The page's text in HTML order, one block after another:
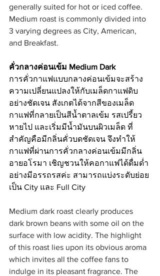
generally suited for hot or iced coffee.
Medium roast is commonly divided into
3 varying degrees as City, American,
and Breakfast.
คั่วกลางค่อนเข้ม Medium Dark
การคั่วกาแฟแบบกลางค่อนเข้มจะสร้าง
ความเปลี่ยนแปลงให้กับเมล็ดกาแฟดิบ
อย่างชัดเจน สังเกตได้จากสีของเมล็ด
กาแฟที่กลายเป็นสีน้ำตาลเข้ม รสเปรี้ยว
หายไป และเริ่มมีน้ำมันบนผิวเมล็ด ที่
สำคัญคือมีกลิ่นคั่วบดชัดเจน จึงทำให้
กาแฟที่ผ่านการคั่วกลางค่อนเข้มมีกลิ่น
อายอโรมา เชิญชวนให้คอกาแฟได้ดื่มด่ำ
อย่างมีอรรถรสค่ะ สามารถแบ่งระดับย่อย
เป็น City และ Full City
Medium dark roast clearly produces
dark brown beans with some oil on the
surface with low acidity. The highlight
of this roast lies upon its obvious aroma
which invites all the coffee fans to
indulge in its pleasant fragrance. The